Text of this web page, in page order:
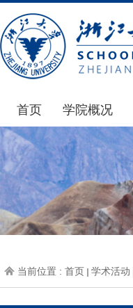
首页 学院概况
学院简介
发展简史
组织机构
师资力量
学院院刊
当前位置 : 首页 学术活动